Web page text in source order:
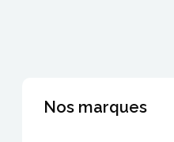
Nos marques